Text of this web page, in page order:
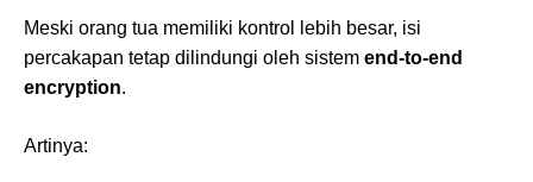
Meski orang tua memiliki kontrol lebih besar, isi
percakapan tetap dilindungi oleh sistem end-to-end
encryption.
Artinya: